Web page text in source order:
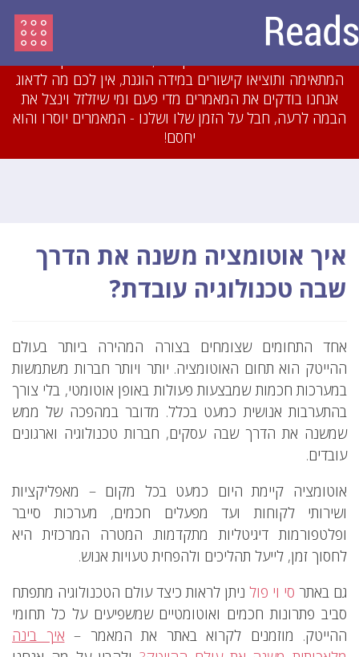
עדכון מיולי 2018: לאחרונה חסמנו משתמשים והסרנו
עשרות מאמרים שהיו מועתקים או כתובים בזילזול בצורה
המתאימה ותוציאו קישורים במידה הוגנת, אין לכם מה לדאוג
אנחנו בודקים את המאמרים מדי פעם ומי שיזלזל וינצל את
הבמה לרעה, חבל על הזמן שלו ושלנו - המאמרים יוסרו והוא
יחסם!
איך אוטומציה משנה את הדרך
שבה טכנולוגיה עובדת?
אחד התחומים שצומחים בצורה המהירה ביותר בעולם
ההייטק הוא תחום האוטומציה. יותר ויותר חברות משתמשות
במערכות חכמות שמבצעות פעולות באופן אוטומטי, בלי צורך
בהתערבות אנושית כמעט בכלל. מדובר במהפכה של ממש
שמשנה את הדרך שבה עסקים, חברות טכנולוגיה וארגונים
עובדים.
אוטומציה קיימת היום כמעט בכל מקום – מאפליקציות
ושירותי לקוחות ועד מפעלים חכמים, מערכות סייבר
ופלטפורמות דיגיטליות מתקדמות. המטרה המרכזית היא
לחסוך זמן, לייעל תהליכים ולהפחית טעויות אנוש.
גם באתר סי וי פול ניתן לראות כיצד עולם הטכנולוגיה מתפתח
סביב פתרונות חכמים ואוטומטיים שמשפיעים על כל תחומי
ההייטק. מוזמנים לקרוא באתר את המאמר – איך בינה